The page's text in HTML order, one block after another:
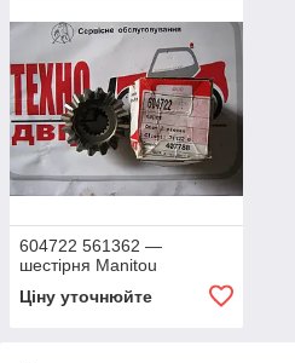
604722 561362 —
шестірня Manitou
Ціну уточнюйте